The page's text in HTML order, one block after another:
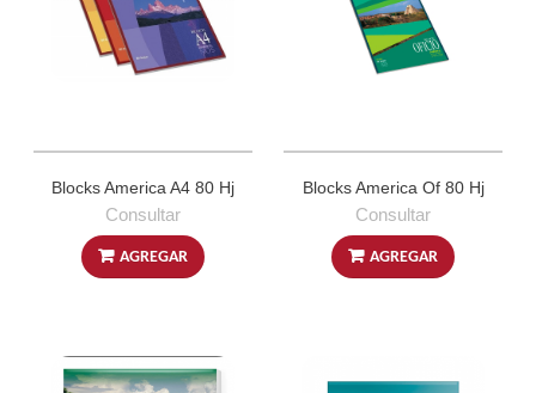
Blocks America A4 80 Hj
Consultar
AGREGAR
Blocks America Of 80 Hj
Consultar
AGREGAR